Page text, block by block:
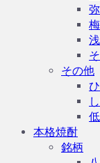
その他
本格焼酎
銘柄